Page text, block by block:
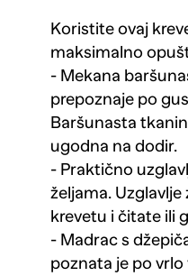
Koristite ovaj
maksimalno
- Mekana
prepoznaje po
Baršunasta
ugodna na dodir.
- Praktično
željama.
krevetu i čitate ili
- Madrac s
poznata je po